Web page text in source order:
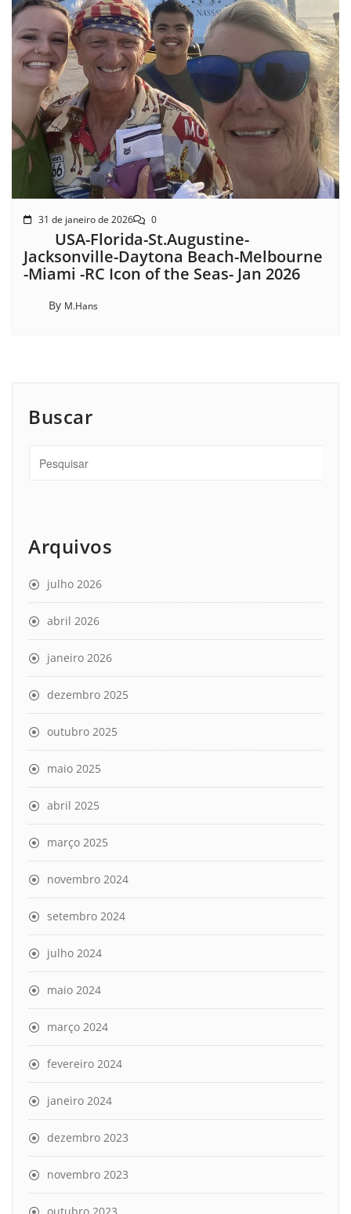
31 de janeiro de 2026 0
USA-Florida-St.Augustine-
Jacksonville-Daytona Beach-Melbourne
-Miami -RC Icon of the Seas- Jan 2026
By M.Hans
Buscar
Arquivos
julho 2026
abril 2026
janeiro 2026
dezembro 2025
outubro 2025
maio 2025
abril 2025
março 2025
novembro 2024
setembro 2024
julho 2024
maio 2024
março 2024
fevereiro 2024
janeiro 2024
dezembro 2023
novembro 2023